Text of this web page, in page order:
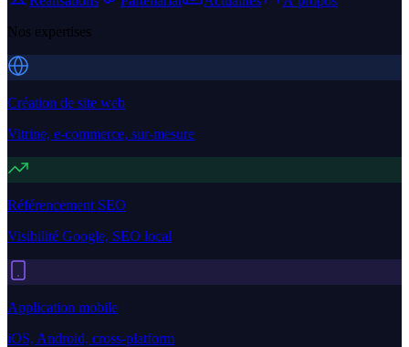
Nos expertises
Création de site web
Vitrine, e-commerce, sur-mesure
Référencement SEO
Visibilité Google, SEO local
Application mobile
iOS, Android, cross-platform